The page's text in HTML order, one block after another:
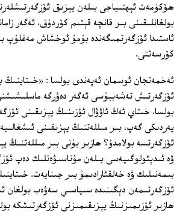
ھۆكۈمەت ئېھتىياجى بىلەن يېزىق
بولغانلىقىنى بىر قانچە قېتىم كۆردۇق، ئەگەر
ئاستىدا ئۆزگەرتمىگەندە بۇمۇ ئوخشاش مەغلۇپ
كۆرسەتتى.
ئەخمەتجان ئوسمان ئەپەندى بولسا : «خىتاينىڭ
ئۆزگەرتىش تەشەببۇسى ئەگەر دەۋرگە
بولسا، خىتاي ئەڭ ئاۋۋال ئۆزىنىڭ يېزىقىنى
يەردىكى گەپ، بىر مىللەتنىڭ يېزىقىنى
ئۆزگەرتسە بولامدۇ؟ ھازىر بۇنى بىر مىللەتنىڭ
ۋە ئىدېئولوگىيەسى بىلەن مۇناسىۋەتلىك دەپ
بىمەنىلىك ۋە خەلقئارادىمۇ بىر جىنايەت.
ئۆزگەرتىمەن دېگىنىدە سىياسىي سەۋەب بولغان
ھازىر ئۆزىمىزنىڭ يېزىقىمىزنى ئۆزگەرتىشكە